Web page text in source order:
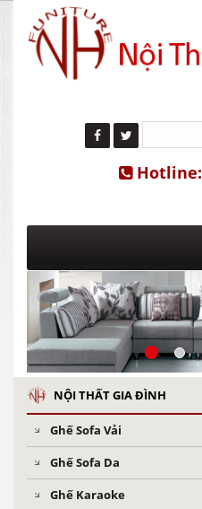
Hotline:
NỘI THẤT GIA ĐÌNH
Ghế Sofa Vải
Ghế Sofa Da
Ghế Karaoke